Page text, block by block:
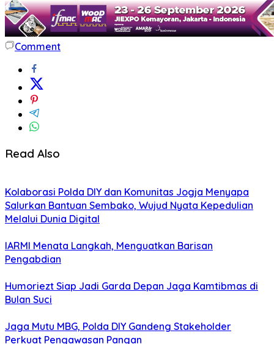
Comment
Read Also
Kolaborasi Polda DIY dan Komunitas Jogja Menyapa
Salurkan Bantuan Sembako, Wujud Nyata Kepedulian
Melalui Dunia Digital
IARMI Menata Langkah, Menguatkan Barisan
Pengabdian
Humoriezt Siap Jadi Garda Depan Jaga Kamtibmas di
Bulan Suci
Jaga Mutu MBG, Polda DIY Gandeng Stakeholder
Perkuat Pengawasan Pangan